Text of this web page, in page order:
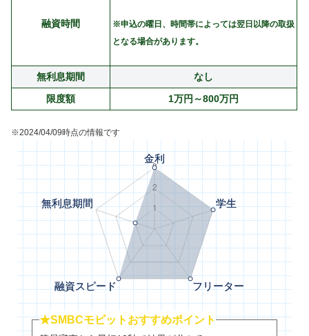
融資時間
※申込の曜日、時間帯によっては翌日以降の取扱
となる場合があります。
無利息期間
なし
限度額
1万円～800万円
※2024/04/09時点の情報です
★SMBCモビットおすすめポイント